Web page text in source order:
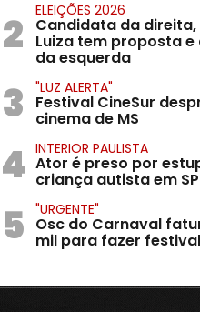
2 ELEIÇÕES 2026
Candidata da direita,
Luiza tem proposta e
da esquerda
3 "LUZ ALERTA"
Festival CineSur
cinema de MS
4 INTERIOR PAULISTA
Ator é preso por
criança autista em SP
5 "URGENTE"
Osc do Carnaval
mil para fazer